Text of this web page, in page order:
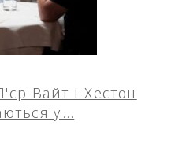
Вайт і Хестон
у…